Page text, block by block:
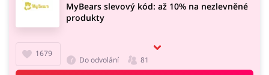
1679
MyBears slevový kód: až 10% na nezlevněné
produkty
Do odvolání 81